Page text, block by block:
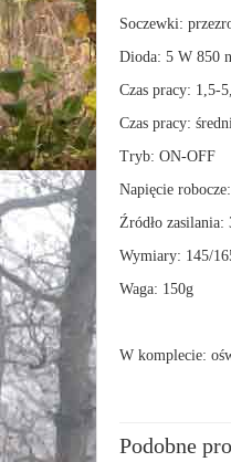
Soczewki:
Dioda: 5 W 850
Czas pracy: 1,5-
Czas pracy:
Tryb: ON-OFF
Napięcie
Źródło
Wymiary: 145/
Waga: 150g
W komplecie:
Podobne